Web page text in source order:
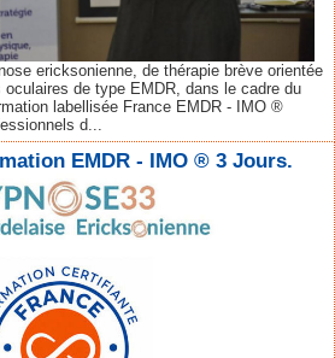
ericksonienne, de thérapie brève orientée
de type EMDR, dans le cadre du
labellisée France EMDR - IMO ®
d...
EMDR - IMO ® 3 Jours.